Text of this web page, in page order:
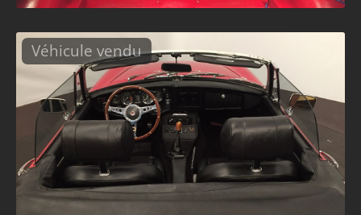
Véhicule vendu